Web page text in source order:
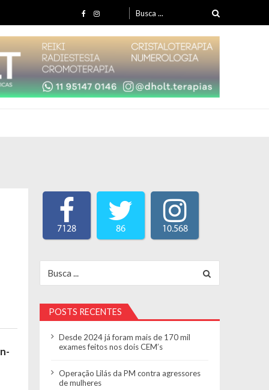
Search for:
7128 86 10.568
POSTS RECENTES
Desde 2024 já foram mais de 170 mil
exames feitos nos dois CEM’s
Operação Lilás da PM contra agressores
de mulheres